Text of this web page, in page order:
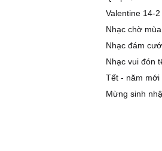
Valentine 14-2
Nhạc chờ
Nhạc đám
Nhạc vui đón
Tết - năm mới
Mừng sinh